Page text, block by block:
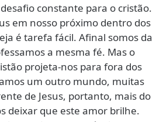
constante para o cristão.
em nosso próximo dentro dos
é tarefa fácil. Afinal somos da
a mesma fé. Mas o
projeta-nos para fora dos
um outro mundo, muitas
de Jesus, portanto, mais do
deixar que este amor brilhe.